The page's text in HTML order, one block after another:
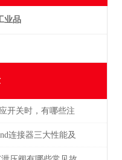
业品
开关时，有哪些注
连接器三大性能及